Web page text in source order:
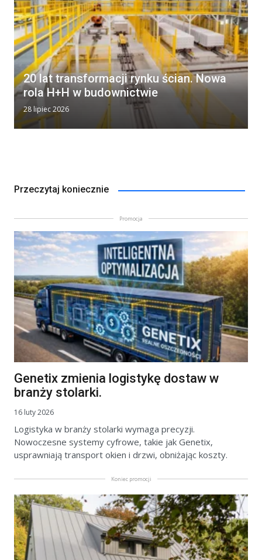
20 lat transformacji rynku ścian. Nowa
rola H+H w budownictwie
28 lipiec 2026
Przeczytaj koniecznie
Promocja
Genetix zmienia logistykę dostaw w
branży stolarki.
16 luty 2026
Logistyka w branży stolarki wymaga precyzji.
Nowoczesne systemy cyfrowe, takie jak Genetix,
usprawniają transport okien i drzwi, obniżając koszty.
Koniec promocji